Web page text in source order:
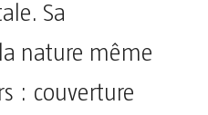
Sa
nature même
: couverture